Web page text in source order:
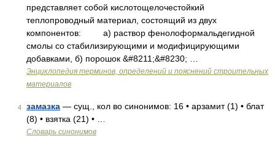
представляет собой кислотощелочестойкий
теплопроводный материал, состоящий из двух
компонентов: а) раствор фенолоформальдегидной
смолы со стабилизирующими и модифицирующими
добавками, б) порошок &#8211;&#8230; …
Энциклопедия терминов, определений и пояснений строительных
материалов
4 замазка — сущ., кол во синонимов: 16 • арзамит (1) • блат
(8) • взятка (21) • …
Словарь синонимов